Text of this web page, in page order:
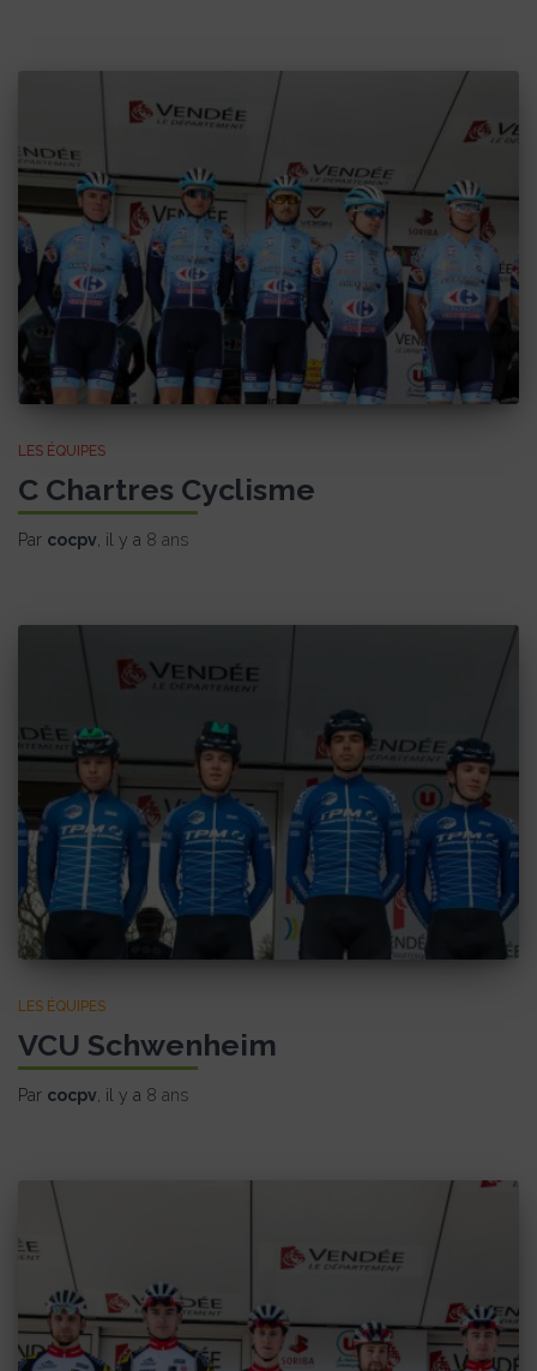
LES ÉQUIPES
C Chartres Cyclisme
Par cocpv, il y a 8 ans
LES ÉQUIPES
VCU Schwenheim
Par cocpv , il y a 8 ans